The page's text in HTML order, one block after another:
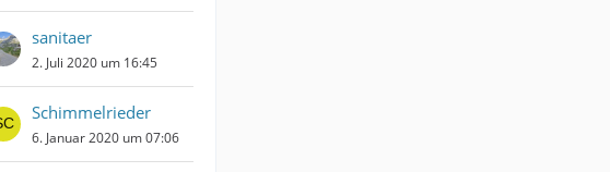
sanitaer
2. Juli 2020 um 16:45
Schimmelrieder
6. Januar 2020 um 07:06